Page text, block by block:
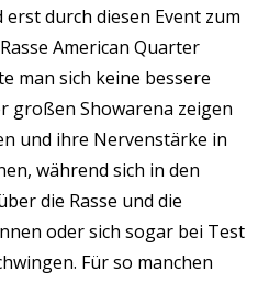
durch diesen Event zum
American Quarter
man sich keine bessere
großen Showarena zeigen
und ihre Nervenstärke in
während sich in den
die Rasse und die
oder sich sogar bei Test
Für so manchen